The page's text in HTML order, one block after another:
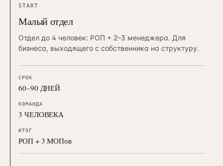
START
Малый отдел
Отдел до 4 человек: РОП + 2–3 менеджера. Для
бизнеса, выходящего с собственника на структуру.
СРОК
60–90 ДНЕЙ
КОМАНДА
3 ЧЕЛОВЕКА
ИТОГ
РОП + 3 МОПов